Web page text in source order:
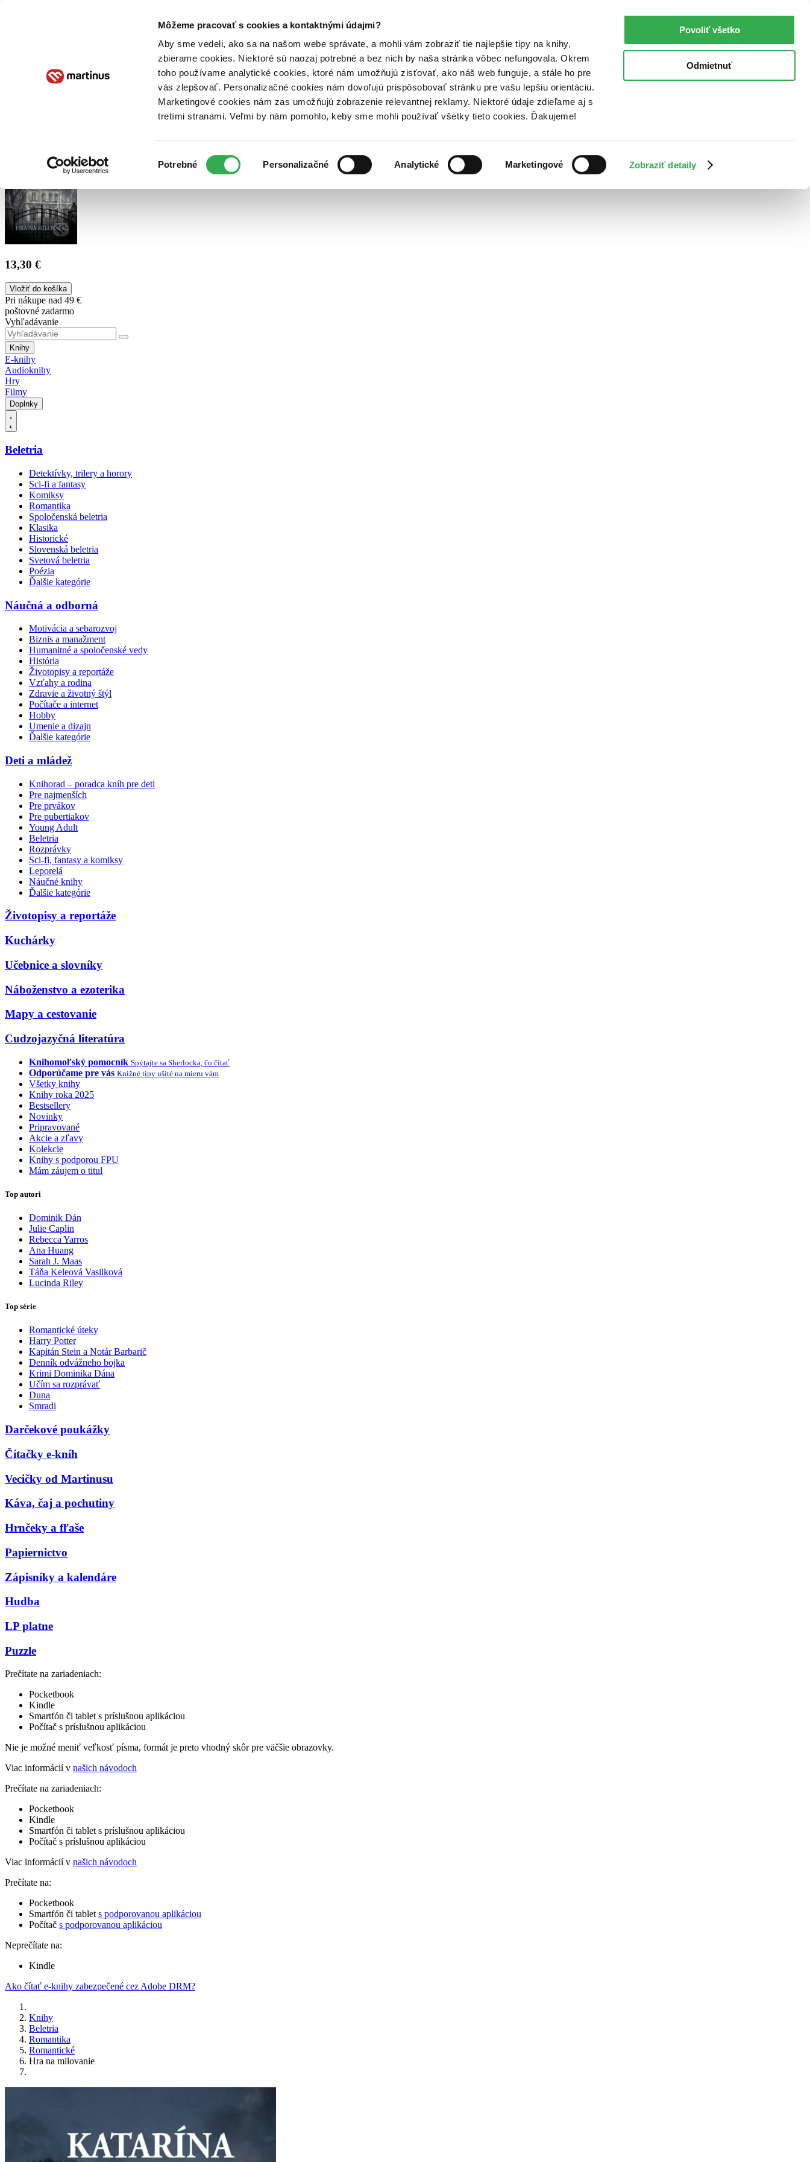
Môžeme pracovať s cookies a kontaktnými údajmi?
Aby sme vedeli, ako sa na našom webe správate, a mohli vám zobraziť tie najlepšie tipy na knihy,
zbierame cookies. Niektoré sú naozaj potrebné a bez nich by naša stránka vôbec nefungovala. Okrem
toho používame analytické cookies, ktoré nám umožňujú zisťovať, ako náš web funguje, a stále ho pre
vás zlepšovať. Personalizačné cookies nám dovoľujú prispôsobovať stránku pre vašu lepšiu orientáciu.
Marketingové cookies nám zas umožňujú zobrazenie relevantnej reklamy. Niektoré údaje zdieľame aj s
tretími stranami. Veľmi by nám pomohlo, keby sme mohli používať všetky tieto cookies. Ďakujeme!
súhlasu
Potrebné Personalizačné Analytické Marketingové Zobraziť detaily
Povoliť všetko
Odmietnuť
Poukážky Kontakt
13,30 €
Vložiť do košíka
Pri nákupe nad 49 €
poštovné zadarmo
Vyhľadávanie
Knihy
E-knihy
Audioknihy
Hry
Filmy
Doplnky
Beletria
Detektívky, trilery a horory
Sci-fi a fantasy
Komiksy
Romantika
Spoločenská beletria
Klasika
Historické
Slovenská beletria
Svetová beletria
Poézia
Ďalšie kategórie
Náučná a odborná
Motivácia a sebarozvoj
Biznis a manažment
Humanitné a spoločenské vedy
História
Životopisy a reportáže
Vzťahy a rodina
Zdravie a životný štýl
Počítače a internet
Hobby
Umenie a dizajn
Ďalšie kategórie
Deti a mládež
Knihorad – poradca kníh pre deti
Pre najmenších
Pre prvákov
Pre pubertiakov
Young Adult
Beletria
Rozprávky
Sci-fi, fantasy a komiksy
Leporelá
Náučné knihy
Ďalšie kategórie
Životopisy a reportáže
Kuchárky
Učebnice a slovníky
Náboženstvo a ezoterika
Mapy a cestovanie
Cudzojazyčná literatúra
Knihomoľský pomocník Spýtajte sa Sherlocka, čo čítať
Odporúčame pre vás Knižné tipy ušité na mieru vám
Všetky knihy
Knihy roka 2025
Bestsellery
Novinky
Pripravované
Akcie a zľavy
Kolekcie
Knihy s podporou FPU
Mám záujem o titul
Top autori
Dominik Dán
Julie Caplin
Rebecca Yarros
Ana Huang
Sarah J. Maas
Táňa Keleová Vasilková
Lucinda Riley
Top série
Romantické úteky
Harry Potter
Kapitán Stein a Notár Barbarič
Denník odvážneho bojka
Krimi Dominika Dána
Učím sa rozprávať
Duna
Smradi
Darčekové poukážky
Čítačky e-kníh
Vecičky od Martinusu
Káva, čaj a pochutiny
Hrnčeky a fľaše
Papiernictvo
Zápisníky a kalendáre
Hudba
LP platne
Puzzle
Prečítate na zariadeniach:
Pocketbook
Kindle
Smartfón či tablet s príslušnou aplikáciou
Počítač s príslušnou aplikáciou
Nie je možné meniť veľkosť písma, formát je preto vhodný skôr pre väčšie obrazovky.
Viac informácií v našich návodoch
Prečítate na zariadeniach:
Pocketbook
Kindle
Smartfón či tablet s príslušnou aplikáciou
Počítač s príslušnou aplikáciou
Viac informácií v našich návodoch
Prečítate na:
Pocketbook
Smartfón či tablet s podporovanou aplikáciou
Počítač s podporovanou aplikáciou
Neprečítate na:
Kindle
Ako čítať e-knihy zabezpečené cez Adobe DRM?
Knihy
Beletria
Romantika
Romantické
Hra na milovanie